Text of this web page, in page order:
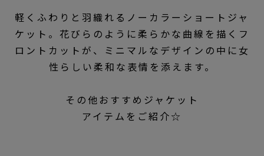
軽くふわりと羽織れるノーカラーショートジャ
ケット。花びらのように柔らかな曲線を描くフ
ロントカットが、ミニマルなデザインの中に女
性らしい柔和な表情を添えます。
その他おすすめジャケット
アイテムをご紹介☆